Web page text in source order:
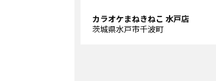
カラオケまねきねこ 水戸店
茨城県水戸市千波町